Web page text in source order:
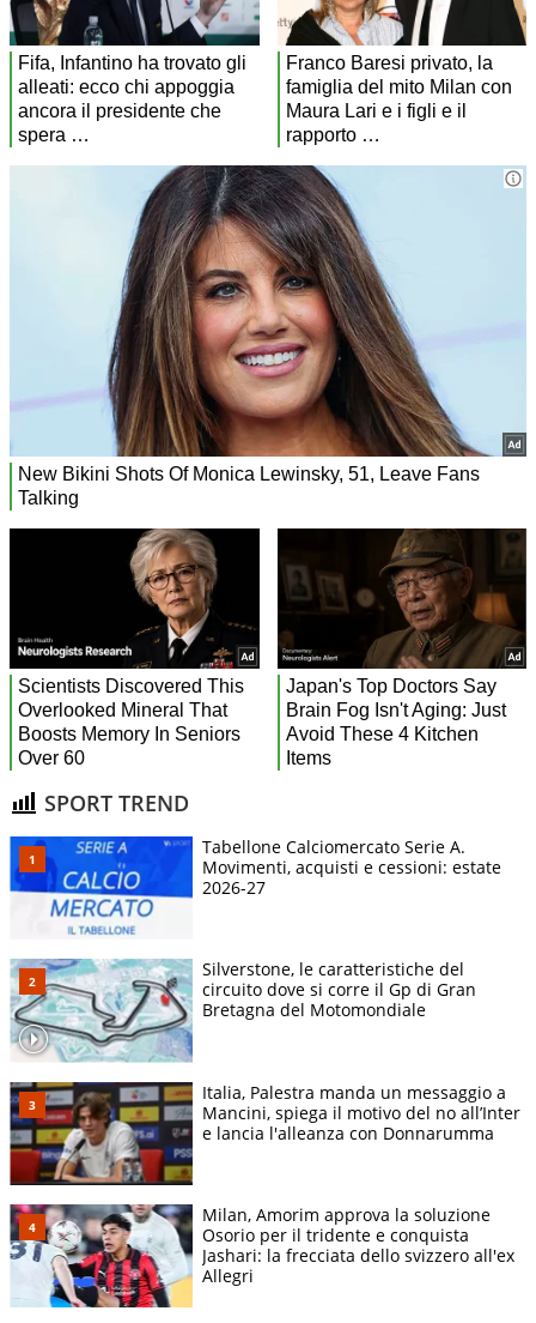
SPORT TREND
Tabellone Calciomercato Serie A.
Movimenti, acquisti e cessioni: estate
2026-27
Silverstone, le caratteristiche del
circuito dove si corre il Gp di Gran
Bretagna del Motomondiale
Italia, Palestra manda un messaggio a
Mancini, spiega il motivo del no all’Inter
e lancia l'alleanza con Donnarumma
Milan, Amorim approva la soluzione
Osorio per il tridente e conquista
Jashari: la frecciata dello svizzero all'ex
Allegri